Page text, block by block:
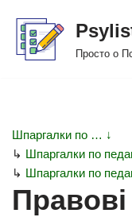
Перейти
Просто о
Шпаргалки по … ↓
↳ Шпаргалки по
↳ Шпаргалки по